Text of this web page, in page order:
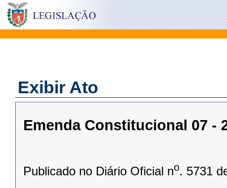
Exibir Ato
Emenda Constitucional 07 -
Publicado no Diário Oficial no. 5731